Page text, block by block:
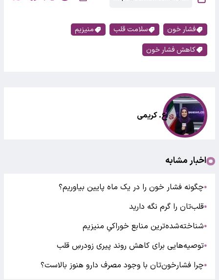
فشار خون سلامت قلب
منیزیم
کاهش فشار خون
اع. کریمی
اخبار مشابه
●چگونه فشار خون را در یک ماه پایین بیاوریم؟
●قلب‌تان را گرم نگه دارید
●شناخته‌شده‌ترین منابع خوراکیِ منیزیم
●توصیه‌هایی برای کاهش روند پیری زودرسِ قلب
●چرا فشارخون‌تان با وجود مصرف دارو هنوز بالاست؟